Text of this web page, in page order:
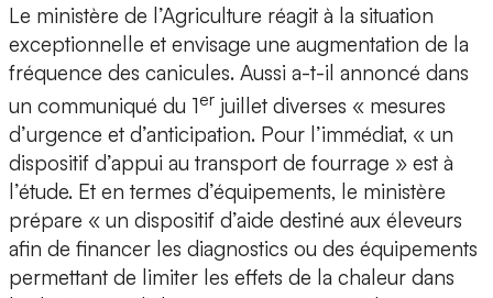
Le ministère de l’Agriculture réagit à la situation
exceptionnelle et envisage une augmentation de la
fréquence des canicules. Aussi a-t-il annoncé dans
un communiqué du 1er juillet diverses « mesures
d’urgence et d’anticipation. Pour l’immédiat, « un
dispositif d’appui au transport de fourrage » est à
l’étude. Et en termes d’équipements, le ministère
prépare « un dispositif d’aide destiné aux éleveurs
afin de financer les diagnostics ou des équipements
permettant de limiter les effets de la chaleur dans